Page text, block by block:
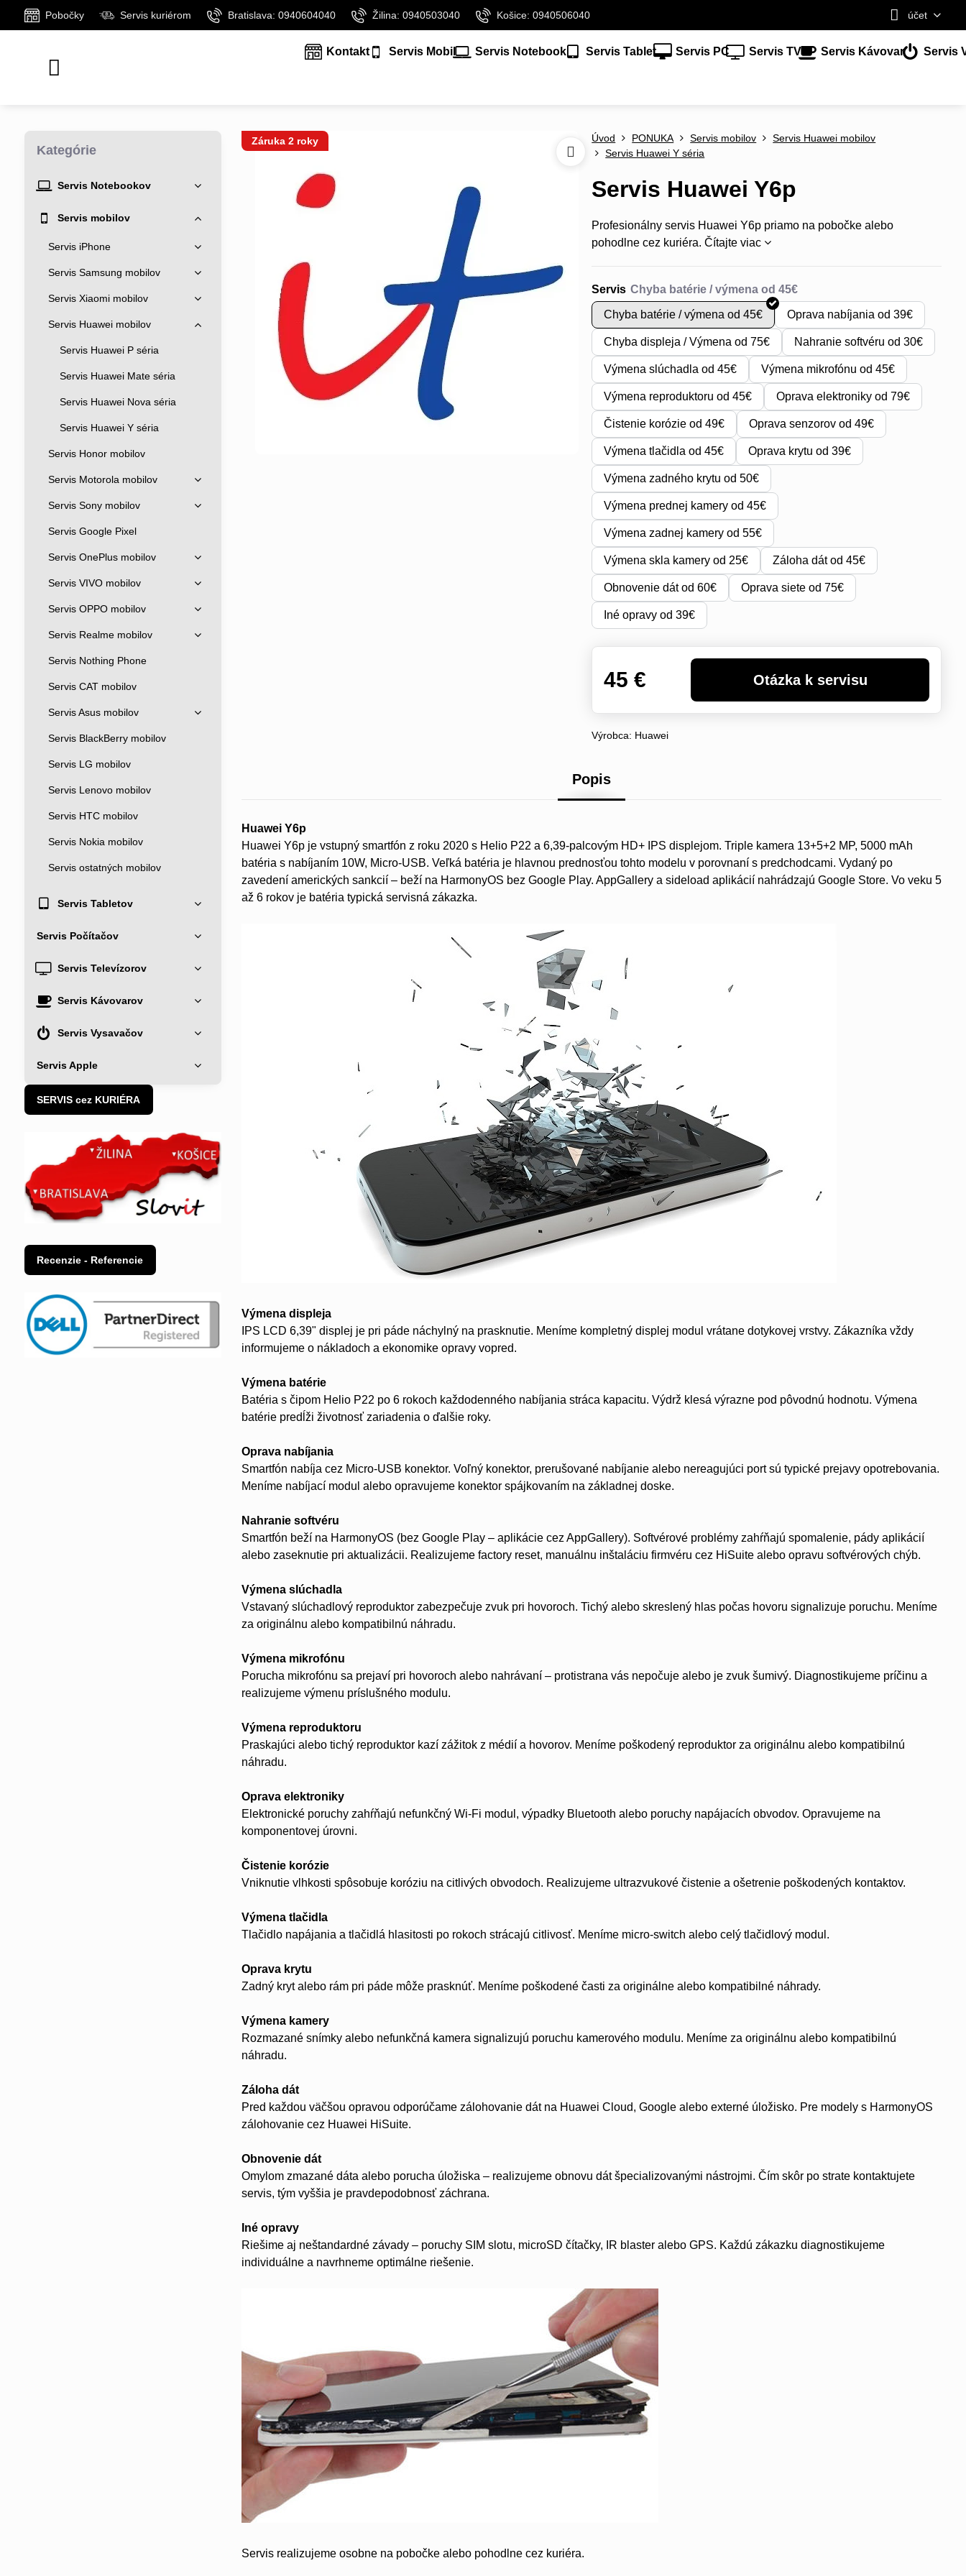
Pobočky Servis kuriérom Bratislava: 0940604040 Žilina: 0940503040 Košice: 0940506040 účet
Kontakt Servis Mobil Servis Notebook Servis Tablet Servis PC Servis TV Servis Kávovar Servis
Záruka 2 roky Úvod PONUKA Servis mobilov
Servis Huawei mobilov
Servis Huawei Y séria
Servis Huawei Y6p
Profesionálny servis Huawei Y6p priamo na pobočke alebo
pohodlne cez kuriéra.Čítajte viac
Servis
Chyba batérie / výmena od 45€ Oprava nabíjania od 39€
Chyba displeja / Výmena od 75€ Nahranie softvéru od 30€
Výmena slúchadla od 45€ Výmena mikrofónu od 45€
Výmena reproduktoru od 45€ Oprava elektroniky od 79€
Čistenie korózie od 49€ Oprava senzorov od 49€
Výmena tlačidla od 45€ Oprava krytu od 39€
Výmena zadného krytu od 50€
Výmena prednej kamery od 45€
Výmena zadnej kamery od 55€
Výmena skla kamery od 25€ Záloha dát od 45€
Obnovenie dát od 60€ Oprava siete od 75€
Iné opravy od 39€
45 €
Výrobca: Huawei
Popis
Huawei Y6p
Huawei Y6p je vstupný smartfón z roku 2020 s Helio P22 a 6,39-palcovým HD+ IPS displejom. Triple kamera 13+5+2 MP, 5000 mAh
batéria s nabíjaním 10W, Micro-USB. Veľká batéria je hlavnou prednosťou tohto modelu v porovnaní s predchodcami. Vydaný po
zavedení amerických sankcií – beží na HarmonyOS bez Google Play. AppGallery a sideload aplikácií nahrádzajú Google Store. Vo veku 5
až 6 rokov je batéria typická servisná zákazka.
Výmena displeja
IPS LCD 6,39" displej je pri páde náchylný na prasknutie. Meníme kompletný displej modul vrátane dotykovej vrstvy. Zákazníka vždy
informujeme o nákladoch a ekonomike opravy vopred.
Výmena batérie
Batéria s čipom Helio P22 po 6 rokoch každodenného nabíjania stráca kapacitu. Výdrž klesá výrazne pod pôvodnú hodnotu. Výmena
batérie predĺži životnosť zariadenia o ďalšie roky.
Oprava nabíjania
Smartfón nabíja cez Micro-USB konektor. Voľný konektor, prerušované nabíjanie alebo nereagujúci port sú typické prejavy opotrebovania.
Meníme nabíjací modul alebo opravujeme konektor spájkovaním na základnej doske.
Nahranie softvéru
Smartfón beží na HarmonyOS (bez Google Play – aplikácie cez AppGallery). Softvérové problémy zahŕňajú spomalenie, pády aplikácií
alebo zaseknutie pri aktualizácii. Realizujeme factory reset, manuálnu inštaláciu firmvéru cez HiSuite alebo opravu softvérových chýb.
Výmena slúchadla
Vstavaný slúchadlový reproduktor zabezpečuje zvuk pri hovoroch. Tichý alebo skreslený hlas počas hovoru signalizuje poruchu. Meníme
za originálnu alebo kompatibilnú náhradu.
Výmena mikrofónu
Porucha mikrofónu sa prejaví pri hovoroch alebo nahrávaní – protistrana vás nepočuje alebo je zvuk šumivý. Diagnostikujeme príčinu a
realizujeme výmenu príslušného modulu.
Výmena reproduktoru
Praskajúci alebo tichý reproduktor kazí zážitok z médií a hovorov. Meníme poškodený reproduktor za originálnu alebo kompatibilnú
náhradu.
Oprava elektroniky
Elektronické poruchy zahŕňajú nefunkčný Wi-Fi modul, výpadky Bluetooth alebo poruchy napájacích obvodov. Opravujeme na
komponentovej úrovni.
Čistenie korózie
Vniknutie vlhkosti spôsobuje koróziu na citlivých obvodoch. Realizujeme ultrazvukové čistenie a ošetrenie poškodených kontaktov.
Výmena tlačidla
Tlačidlo napájania a tlačidlá hlasitosti po rokoch strácajú citlivosť. Meníme micro-switch alebo celý tlačidlový modul.
Oprava krytu
Zadný kryt alebo rám pri páde môže prasknúť. Meníme poškodené časti za originálne alebo kompatibilné náhrady.
Výmena kamery
Rozmazané snímky alebo nefunkčná kamera signalizujú poruchu kamerového modulu. Meníme za originálnu alebo kompatibilnú
náhradu.
Záloha dát
Pred každou väčšou opravou odporúčame zálohovanie dát na Huawei Cloud, Google alebo externé úložisko. Pre modely s HarmonyOS
zálohovanie cez Huawei HiSuite.
Obnovenie dát
Omylom zmazané dáta alebo porucha úložiska – realizujeme obnovu dát špecializovanými nástrojmi. Čím skôr po strate kontaktujete
servis, tým vyššia je pravdepodobnosť záchrana.
Iné opravy
Riešime aj neštandardné závady – poruchy SIM slotu, microSD čítačky, IR blaster alebo GPS. Každú zákazku diagnostikujeme
individuálne a navrhneme optimálne riešenie.
Servis realizujeme osobne na pobočke alebo pohodlne cez kuriéra.
Kategórie
Servis Notebookov
Servis mobilov
Servis iPhone
Servis Samsung mobilov
Servis Xiaomi mobilov
Servis Huawei mobilov
Servis Huawei P séria
Servis Huawei Mate séria
Servis Huawei Nova séria
Servis Huawei Y séria
Servis Honor mobilov
Servis Motorola mobilov
Servis Sony mobilov
Servis Google Pixel
Servis OnePlus mobilov
Servis VIVO mobilov
Servis OPPO mobilov
Servis Realme mobilov
Servis Nothing Phone
Servis CAT mobilov
Servis Asus mobilov
Servis BlackBerry mobilov
Servis LG mobilov
Servis Lenovo mobilov
Servis HTC mobilov
Servis Nokia mobilov
Servis ostatných mobilov
Servis Tabletov
Servis Počítačov
Servis Televízorov
Servis Kávovarov
Servis Vysavačov
Servis Apple
SERVIS cez KURIÉRA
Recenzie - Referencie